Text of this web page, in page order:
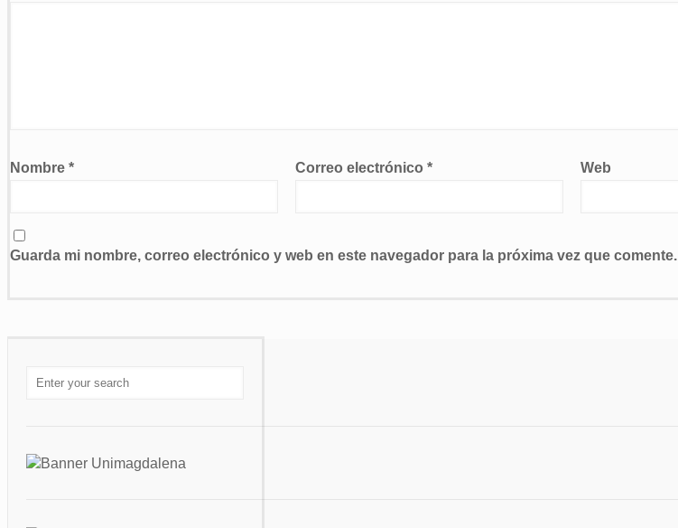
Nombre * Correo electrónico * Web
Guarda mi nombre, correo electrónico y web en este navegador para la próxima vez que comente.